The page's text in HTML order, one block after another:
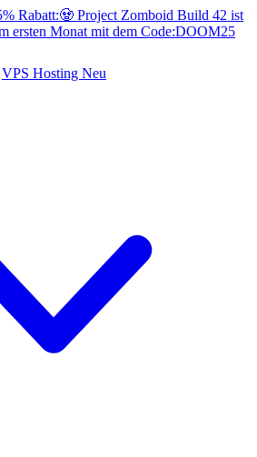
Rabatt:🧟 Project Zomboid Build 42 ist
ersten Monat mit dem Code:DOOM25
VPS Hosting Neu